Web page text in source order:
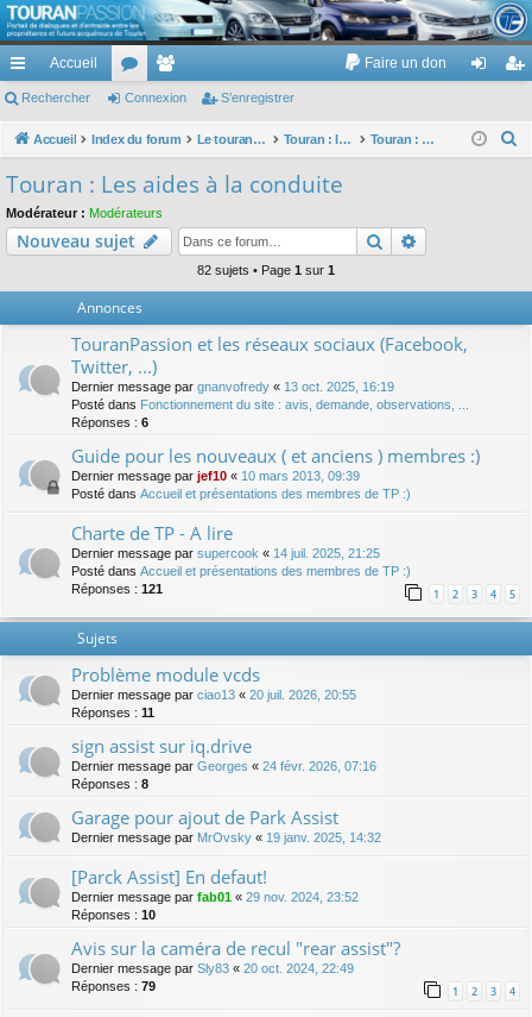
TouranPassion
Le forum des propriétaires ou futurs acquéreurs du Volkswagen Touran
cc
ès
pi
de
Accueil
or
u
e
m
Faire un don
ne nr
Rechercher Connexion S’enregistrer
Accueil Index du forum Le touran dans ses versions I (V1 V2 V3) et II ... Touran : les équipements électriques et électroniques Touran : Les aides à la conduite
c
Touran : Les aides à la conduite
Modérateur : Modérateurs
Nouveau sujet Rechercher
82 sujets • Page 1 sur 1
Annonces
TouranPassion et les réseaux sociaux (Facebook,
Twitter, ...)
Dernier message par gnanvofredy « 13 oct. 2025, 16:19
Posté dans Fonctionnement du site : avis, demande, observations, ...
Réponses : 6
Guide pour les nouveaux ( et anciens ) membres :)
Dernier message par jef10 « 10 mars 2013, 09:39
Posté dans Accueil et présentations des membres de TP :)
Charte de TP - A lire
Dernier message par supercook « 14 juil. 2025, 21:25
Posté dans Accueil et présentations des membres de TP :)
Réponses : 121 1 2 3 4 5
Sujets
Problème module vcds
Dernier message par ciao13 « 20 juil. 2026, 20:55
Réponses : 11
sign assist sur iq.drive
Dernier message par Georges « 24 févr. 2026, 07:16
Réponses : 8
Garage pour ajout de Park Assist
Dernier message par MrOvsky « 19 janv. 2025, 14:32
[Parck Assist] En defaut!
Dernier message par fab01 « 29 nov. 2024, 23:52
Réponses : 10
Avis sur la caméra de recul "rear assist"?
Dernier message par Sly83 « 20 oct. 2024, 22:49
Réponses : 79 1 2 3 4